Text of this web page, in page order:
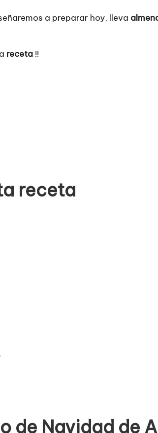
a preparar hoy, lleva
receta !!
receta
de Navidad de